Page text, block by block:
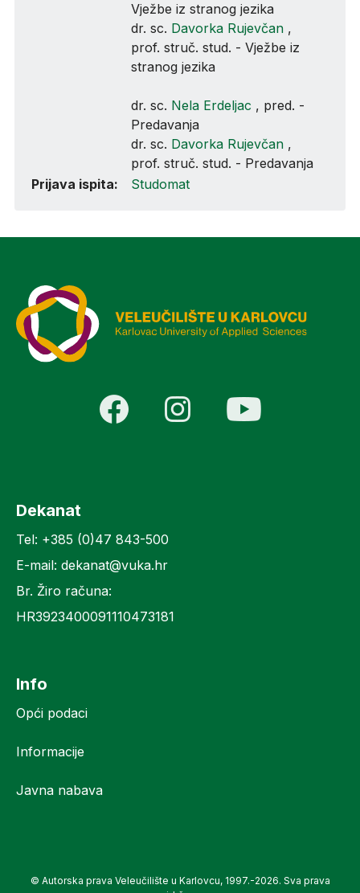
Vježbe iz stranog jezika
dr. sc. Davorka Rujevčan ,
prof. struč. stud. - Vježbe iz
stranog jezika
dr. sc. Nela Erdeljac , pred. -
Predavanja
dr. sc. Davorka Rujevčan ,
prof. struč. stud. - Predavanja
Prijava ispita:
Studomat
Dekanat
Tel: +385 (0)47 843-500
E-mail: dekanat@vuka.hr
Br. Žiro računa:
HR3923400091110473181
Info
Opći podaci
Informacije
Javna nabava
© Autorska prava Veleučilište u Karlovcu, 1997.-2026. Sva prava